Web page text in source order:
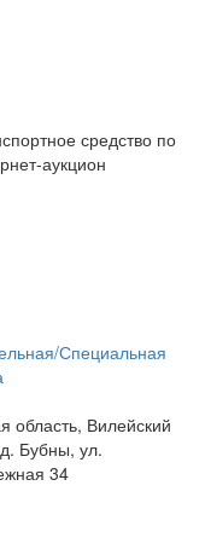
средство по
аукцион
Специальная
область, Вилейский
Бубны, ул.
34